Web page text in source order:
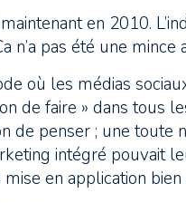
en 2010.
n’a pas été une
où les médias
de faire » dans tous
de penser ; une toute
intégré pouvait
en application bien